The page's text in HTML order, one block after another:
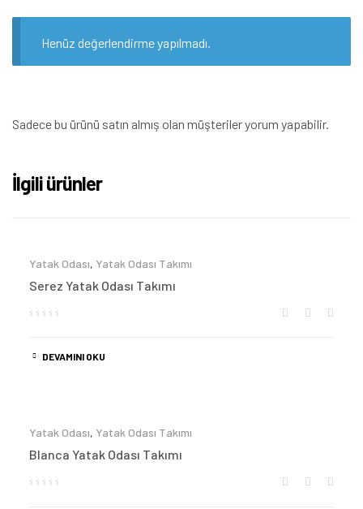
Henüz değerlendirme yapılmadı.
Sadece bu ürünü satın almış olan müşteriler yorum yapabilir.
İlgili ürünler
Yatak Odası, Yatak Odası Takımı
Serez Yatak Odası Takımı
DEVAMINI OKU
Yatak Odası, Yatak Odası Takımı
Blanca Yatak Odası Takımı